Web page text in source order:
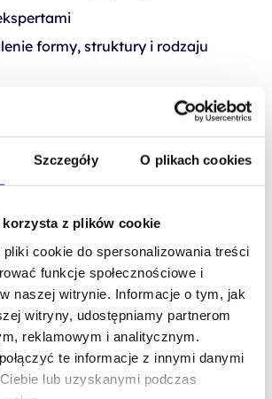
Szczegóły O plikach cookies
z plików cookie
cookie do spersonalizowania treści
funkcje społecznościowe i
naszej witrynie. Informacje o tym, jak
witryny, udostępniamy partnerom
reklamowym i analitycznym.
te informacje z innymi danymi
lub uzyskanymi podczas
formy, struktury i rodzaju
zastosowanie wiedzy
ze